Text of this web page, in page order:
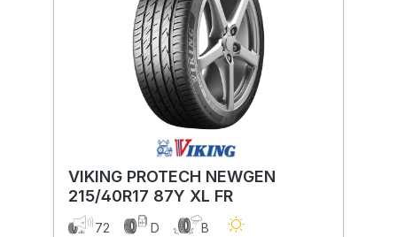
VIKING PROTECH NEWGEN
215/40R17 87Y XL FR
72 D
B